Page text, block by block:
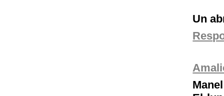
Un